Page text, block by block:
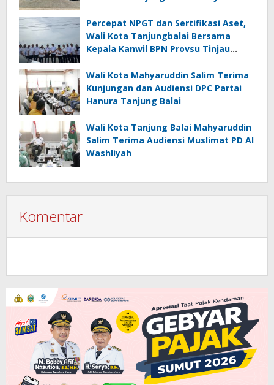
Percepat NPGT dan Sertifikasi Aset,
Wali Kota Tanjungbalai Bersama
Kepala Kanwil BPN Provsu Tinjau
Wali Kota Mahyaruddin Salim Terima
Kunjungan dan Audiensi DPC Partai
Hanura Tanjung Balai
Wali Kota Tanjung Balai Mahyaruddin
Salim Terima Audiensi Muslimat PD Al
Washliyah
Komentar